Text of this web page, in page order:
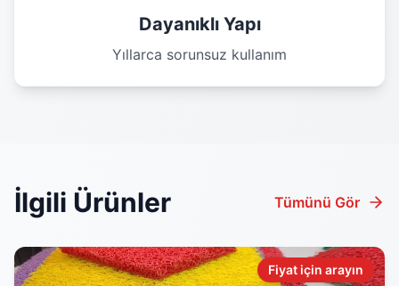
Dayanıklı Yapı
Yıllarca sorunsuz kullanım
İlgili Ürünler Tümünü Gör
Fiyat için arayın